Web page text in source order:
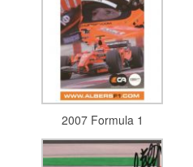
2007 Formula 1